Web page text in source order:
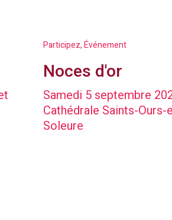
Participez, Événement
Noces d'or
Samedi 5 septembre
Cathédrale Saints-
Soleure